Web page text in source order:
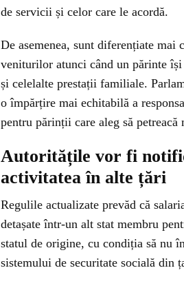
de servicii și celor care le acordă.
De asemenea, sunt diferențiate
veniturilor atunci când un părinte
și celelalte prestații familiale.
o împărțire mai echitabilă a
pentru părinții care aleg să
Autoritățile vor fi
activitatea în alte țări
Regulile actualizate prevăd că
detașate într-un alt stat membru
statul de origine, cu condiția să nu
sistemului de securitate socială din